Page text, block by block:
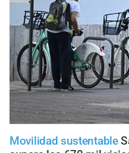
Movilidad sustentable